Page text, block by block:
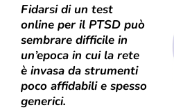
Fidarsi di un test
online per il PTSD può
sembrare difficile in
un’epoca in cui la rete
è invasa da strumenti
poco affidabili e spesso
generici.